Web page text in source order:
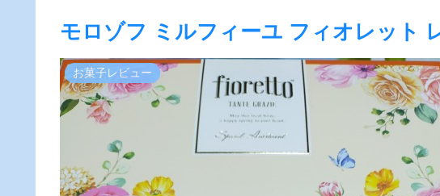
モロゾフ ミルフィーユ フィオレット
お菓子レビュー